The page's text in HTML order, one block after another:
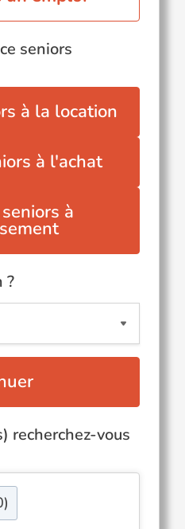
seniors
à la location
à l'achat
à
?
recherchez-vous